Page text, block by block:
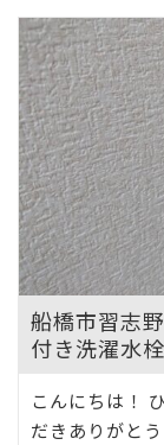
船橋市習志
付き洗濯水
こんにちは！
だきありがと